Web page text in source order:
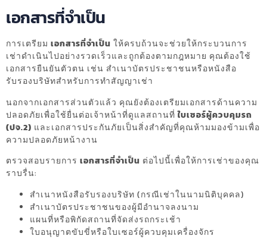
เอกสารที่จำเป็น
การเตรียม เอกสารที่จำเป็น ให้ครบถ้วนจะช่วยให้กระบวนการ
เช่าดำเนินไปอย่างรวดเร็วและถูกต้องตามกฎหมาย คุณต้องใช้
เอกสารยืนยันตัวตน เช่น สำเนาบัตรประชาชนหรือหนังสือ
รับรองบริษัทสำหรับการทำสัญญาเช่า
นอกจากเอกสารส่วนตัวแล้ว คุณยังต้องเตรียมเอกสารด้านความ
ปลอดภัยเพื่อใช้ยื่นต่อเจ้าหน้าที่ดูแลสถานที่ใบเซอร์ผู้ควบคุมรถ
(ปจ.2) และเอกสารประกันภัยเป็นสิ่งสำคัญที่คุณห้ามมองข้ามเพื่อ
ความปลอดภัยหน้างาน
ตรวจสอบรายการ เอกสารที่จำเป็น ต่อไปนี้เพื่อให้การเช่าของคุณ
ราบรื่น:
สำเนาหนังสือรับรองบริษัท (กรณีเช่าในนามนิติบุคคล)
สำเนาบัตรประชาชนของผู้มีอำนาจลงนาม
แผนที่หรือพิกัดสถานที่จัดส่งรถกระเช้า
ใบอนุญาตขับขี่หรือใบเซอร์ผู้ควบคุมเครื่องจักร